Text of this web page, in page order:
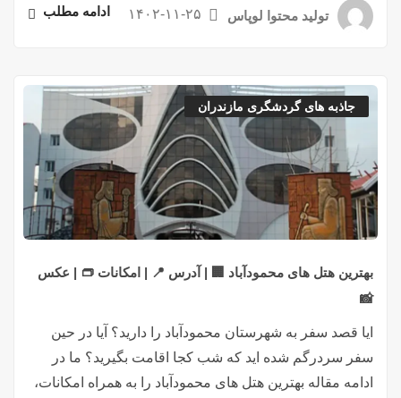
تولید محتوا لوپاس ۱۴۰۲-۱۱-۲۵ ادامه مطلب
جاذبه های گردشگری مازندران
بهترین هتل های محمودآباد 🏢 | آدرس 📍 | امکانات 👝 | عکس
📸
ایا قصد سفر به شهرستان محمودآباد را دارید؟ آیا در حین
سفر سردرگم شده اید که شب کجا اقامت بگیرید؟ ما در
ادامه مقاله بهترین هتل های محمودآباد را به همراه امکانات،